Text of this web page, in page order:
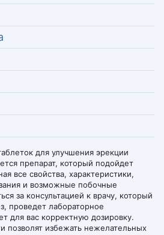
для улучшения эрекции
препарат, который подойдет
все свойства, характеристики,
и возможные побочные
за консультацией к врачу, который
проведет лабораторное
для вас корректную дозировку.
позволят избежать нежелательных